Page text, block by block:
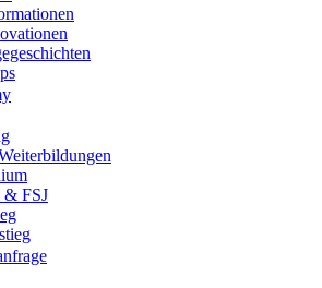
& FSJ